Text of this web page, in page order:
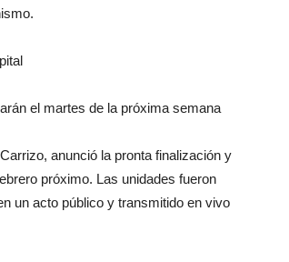
el martes de la próxima semana
anunció la pronta finalización y
próximo. Las unidades fueron
un acto público y transmitido en vivo